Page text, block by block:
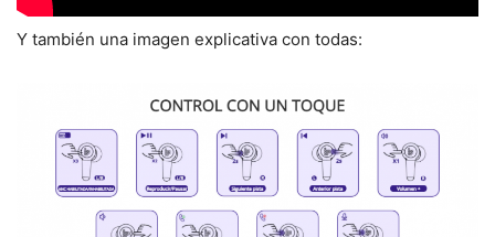
Y también una imagen explicativa con todas: